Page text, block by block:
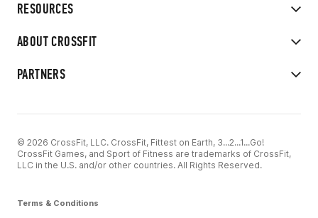
RESOURCES
ABOUT CROSSFIT
PARTNERS
© 2026 CrossFit, LLC. CrossFit, Fittest on Earth, 3...2...1...Go!
CrossFit Games, and Sport of Fitness are trademarks of CrossFit,
LLC in the U.S. and/or other countries. All Rights Reserved.
Terms & Conditions